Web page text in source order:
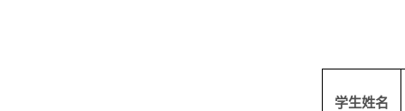
学生姓名